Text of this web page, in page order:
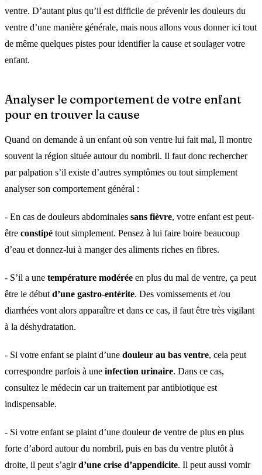
ventre. D’autant plus qu’il est difficile de prévenir les douleurs du
ventre d’une manière générale, mais nous allons vous donner ici tout
de même quelques pistes pour identifier la cause et soulager votre
enfant.
Analyser le comportement de votre enfant
pour en trouver la cause
Quand on demande à un enfant où son ventre lui fait mal, Il montre
souvent la région située autour du nombril. Il faut donc rechercher
par palpation s’il existe d’autres symptômes ou tout simplement
analyser son comportement général :
- En cas de douleurs abdominales sans fièvre, votre enfant est peut-
être constipé tout simplement. Pensez à lui faire boire beaucoup
d’eau et donnez-lui à manger des aliments riches en fibres.
- S’il a une température modérée en plus du mal de ventre, ça peut
être le début d’une gastro-entérite. Des vomissements et /ou
diarrhées vont alors apparaître et dans ce cas, il faut être très vigilant
à la déshydratation.
- Si votre enfant se plaint d’une douleur au bas ventre, cela peut
correspondre parfois à une infection urinaire. Dans ce cas,
consultez le médecin car un traitement par antibiotique est
indispensable.
- Si votre enfant se plaint d’une douleur de ventre de plus en plus
forte d’abord autour du nombril, puis en bas du ventre plutôt à
droite, il peut s’agird’une crise d’appendicite. Il peut aussi vomir